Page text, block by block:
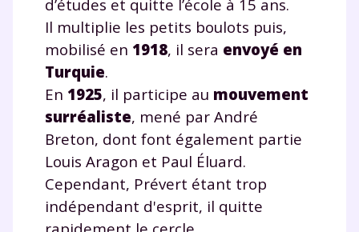
d’études et quitte l’école à 15 ans.
Il multiplie les petits boulots puis,
mobilisé en 1918, il sera envoyé en
Turquie.
En 1925, il participe au mouvement
surréaliste, mené par André
Breton, dont font également partie
Louis Aragon et Paul Éluard.
Cependant, Prévert étant trop
indépendant d'esprit, il quitte